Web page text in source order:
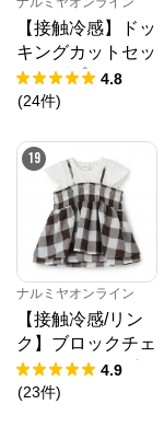
【接触冷感】ドッ
キングカットセッ
トアップ
4.8
(24件)
19
ナルミヤオンライン
【接触冷感/リン
ク】ブロックチェ
ックドッキングT
シャツ
4.9
(23件)